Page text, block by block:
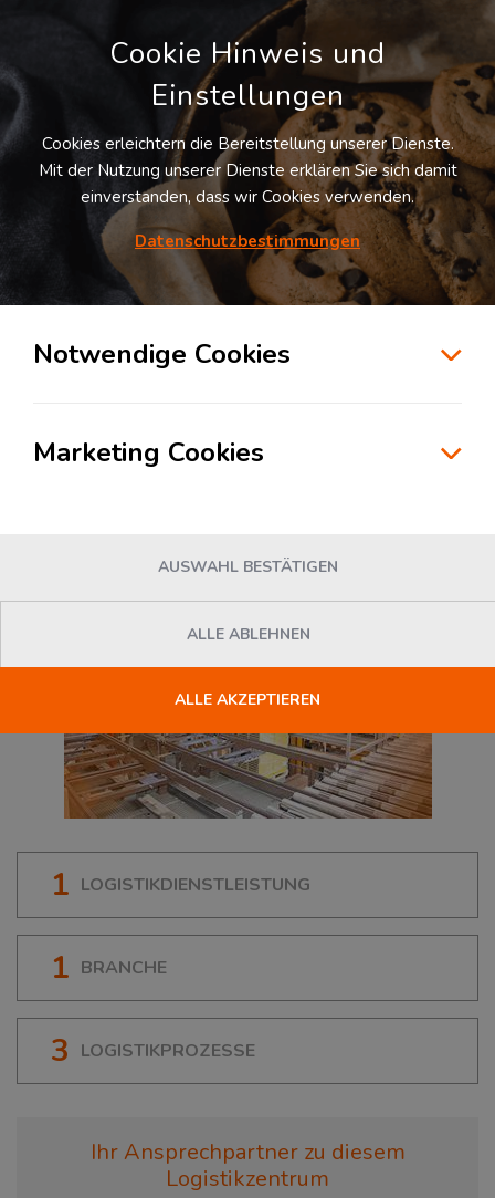
Möchten Sie diesen Suchauftrag
speichern und automatisch über neue
Standorte informiert werden?
der Branche Automotive in Kassel
1 LOGISTIKDIENSTLEISTUNG
1 BRANCHE
3 LOGISTIKPROZESSE
Ihr Ansprechpartner zu diesem
Logistikzentrum
Cookie Hinweis und
Einstellungen
Cookies erleichtern die Bereitstellung unserer Dienste.
Mit der Nutzung unserer Dienste erklären Sie sich damit
einverstanden, dass wir Cookies verwenden.
Datenschutzbestimmungen
Notwendige Cookies
Marketing Cookies
AUSWAHL BESTÄTIGEN
ALLE ABLEHNEN
ALLE AKZEPTIEREN